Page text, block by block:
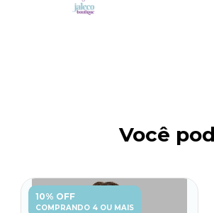
Você
10% OFF
COMPRANDO 4 OU MAIS